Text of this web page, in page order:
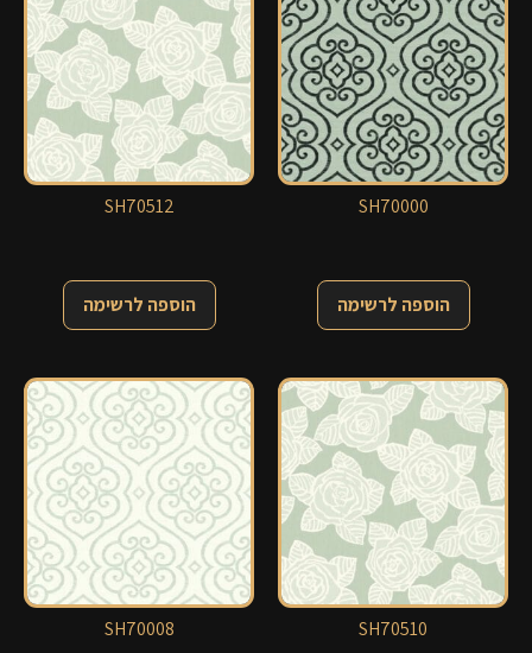
SH70000
הוספה לרשימה
SH70512
הוספה לרשימה
SH70510
SH70008